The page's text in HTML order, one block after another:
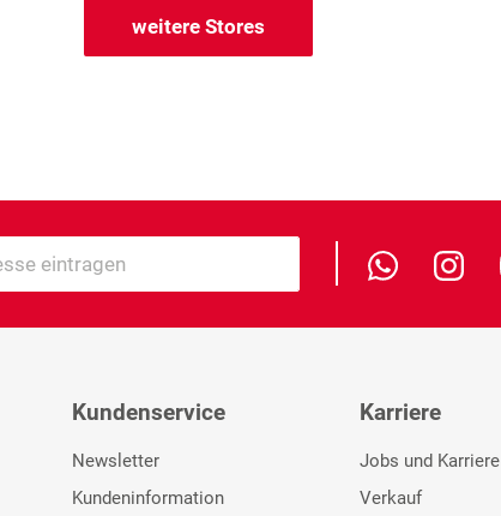
weitere Stores
Kundenservice
Newsletter
Kundeninformation
Karriere
Jobs und Karriere
Verkauf